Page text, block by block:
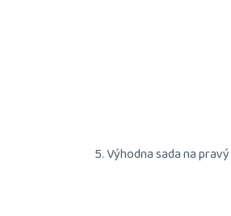
5. Výhodna sada na